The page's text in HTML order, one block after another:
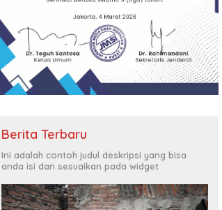
Berita Terbaru
Ini adalah contoh judul deskripsi yang bisa
anda isi dan sesuaikan pada widget